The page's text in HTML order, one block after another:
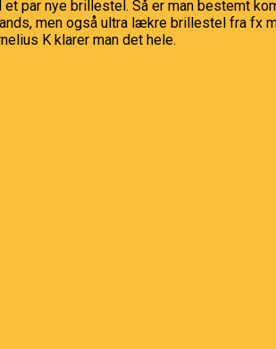
par nye brillestel. Så er man bestemt
men også ultra lækre brillestel fra fx
K klarer man det hele.